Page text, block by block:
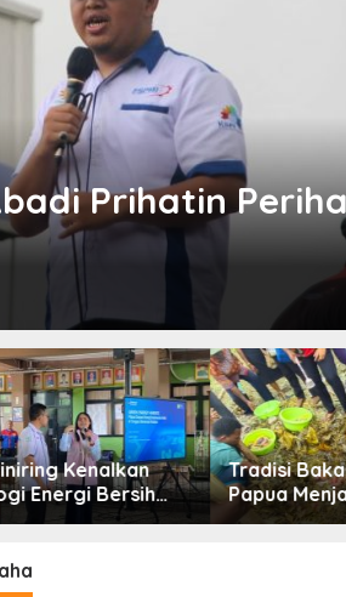
Prihatin
Kenalkan
Energi Bersih
Pelajar Jakarta
Tradisi
Papua
Perdamaian